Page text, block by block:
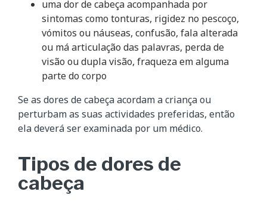
uma dor de cabeça acompanhada por
sintomas como tonturas, rigidez no pescoço,
vómitos ou náuseas, confusão, fala alterada
ou má articulação das palavras, perda de
visão ou dupla visão, fraqueza em alguma
parte do corpo
Se as dores de cabeça acordam a criança ou
perturbam as suas actividades preferidas, então
ela deverá ser examinada por um médico.
Tipos de dores de
cabeça